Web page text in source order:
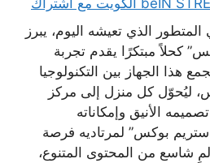
الذي تعيشه اليوم، يبرز
كحلاً مبتكرًا يقدم تجربة
هذا الجهاز بين التكنولوجيا
ليُحوّل كل منزل إلى مركز
الأنيق وإمكاناته
ستريم بوكس” لمرتاديه فرصة
شاسع من المحتوى المتنوع،